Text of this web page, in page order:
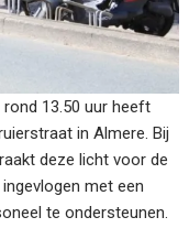
rond 13.50 uur heeft
in Almere. Bij
deze licht voor de
met een
te ondersteunen.